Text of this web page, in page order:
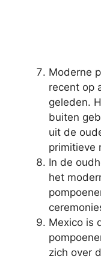
Moderne
recent op
geleden.
buiten
uit de
primitieve
In de
het
Mexico is
zich over